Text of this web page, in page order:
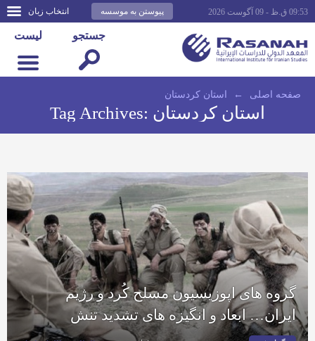
انتخاب زبان پیوستن به موسسه 09:53 ق.ظ - 09 آگوست 2026
لیست جستجو
صفحه اصلى ← استان کردستان
Tag Archives: استان کردستان
گروه های اپوزیسیون مسلح کُرد و رژیم
ایران… ابعاد و انگیزه های تشدید تنش